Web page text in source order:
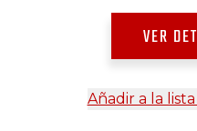
VER
Añadir a la